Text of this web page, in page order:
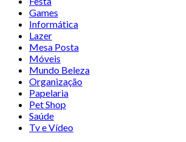
Games
Informática
Lazer
Mesa Posta
Móveis
Mundo Beleza
Organização
Papelaria
Pet Shop
Saúde
Tv e Vídeo